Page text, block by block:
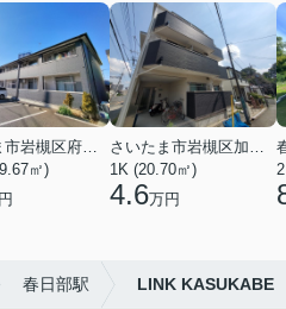
さいたま市岩槻区府内１丁目
㎡)
さいたま市岩槻区加倉１丁目
1K (20.70㎡)
4.6万円
春日部駅 LINK KASUKABE